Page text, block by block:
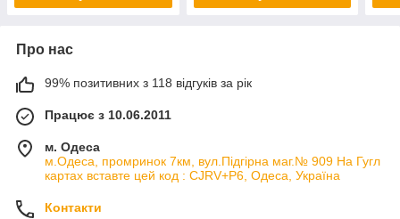
Про нас
99% позитивних з 118 відгуків за рік
Працює з 10.06.2011
м. Одеса
м.Одеса, промринок 7км, вул.Підгірна маг.№ 909 На Гугл
картах вставте цей код : CJRV+P6, Одеса, Україна
Контакти